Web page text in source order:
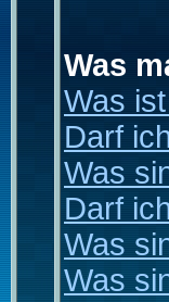
Was
Was
Darf
Was
Darf
Was
Was